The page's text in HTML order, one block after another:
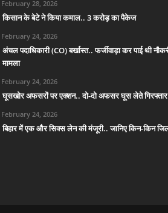
February 28, 2026
किसान के बेटे ने किया कमाल.. 3 करोड़ का पैकेज
February 24, 2026
अंचल पदाधिकारी (CO) बर्खास्त.. फर्जीवाड़ा कर पाई थी
मामला
February 24, 2026
घूसखोर अफसरों पर एक्शन.. दो-दो अफसर घूस लेते गिरफ्तार
February 24, 2026
बिहार में एक और सिक्स लेन की मंजूरी.. जानिए किन-किन